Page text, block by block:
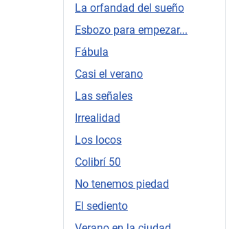
La orfandad del sueño
Esbozo para empezar...
Fábula
Casi el verano
Las señales
Irrealidad
Los locos
Colibrí 50
No tenemos piedad
El sediento